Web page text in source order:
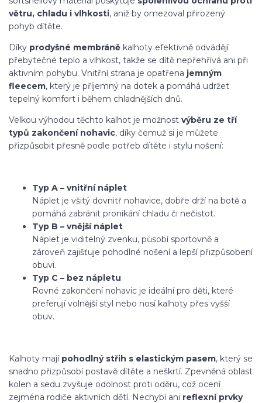
větru, chladu i vlhkosti, aniž by omezoval přirozený
pohyb dítěte.
Díky prodyšné membráně kalhoty efektivně odvádějí
přebytečné teplo a vlhkost, takže se dítě nepřehřívá ani při
aktivním pohybu. Vnitřní strana je opatřena jemným
fleecem, který je příjemný na dotek a pomáhá udržet
tepelný komfort i během chladnějších dnů.
Velkou výhodou těchto kalhot je možnost výběru ze tří
typů zakončení nohavic, díky čemuž si je můžete
přizpůsobit přesně podle potřeb dítěte i stylu nošení:
Typ A – vnitřní náplet
Náplet je všitý dovnitř nohavice, dobře drží na botě a
pomáhá zabránit pronikání chladu či nečistot.
Typ B – vnější náplet
Náplet je viditelný zvenku, působí sportovně a
zároveň zajišťuje pohodlné nošení a lepší přizpůsobení
obuvi.
Typ C – bez nápletu
Rovné zakončení nohavic je ideální pro děti, které
preferují volnější styl nebo nosí kalhoty přes vyšší
obuv.
Kalhoty mají pohodlný střih s elastickým pasem, který se
snadno přizpůsobí postavě dítěte a neškrtí. Zpevněná oblast
kolen a sedu zvyšuje odolnost proti oděru, což ocení
zejména rodiče aktivních dětí. Nechybí ani reflexní prvky